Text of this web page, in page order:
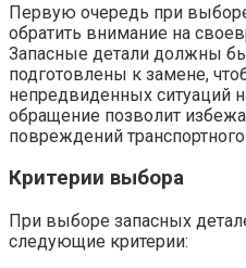
Первую очередь при
обратить внимание на
Запасные детали должны
подготовлены к замене,
непредвиденных ситуаций
обращение позволит
повреждений транспортного
Критерии выбора
При выборе запасных
следующие критерии: